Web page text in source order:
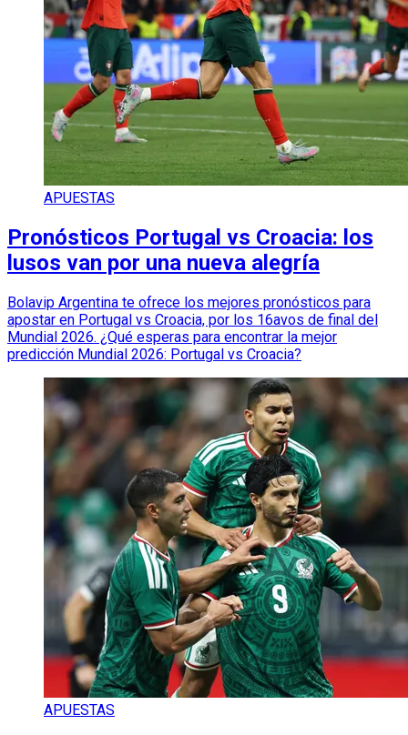
APUESTAS
Pronósticos Portugal vs Croacia: los
lusos van por una nueva alegría
Bolavip Argentina te ofrece los mejores pronósticos para
apostar en Portugal vs Croacia, por los 16avos de final del
Mundial 2026. ¿Qué esperas para encontrar la mejor
predicción Mundial 2026: Portugal vs Croacia?
APUESTAS